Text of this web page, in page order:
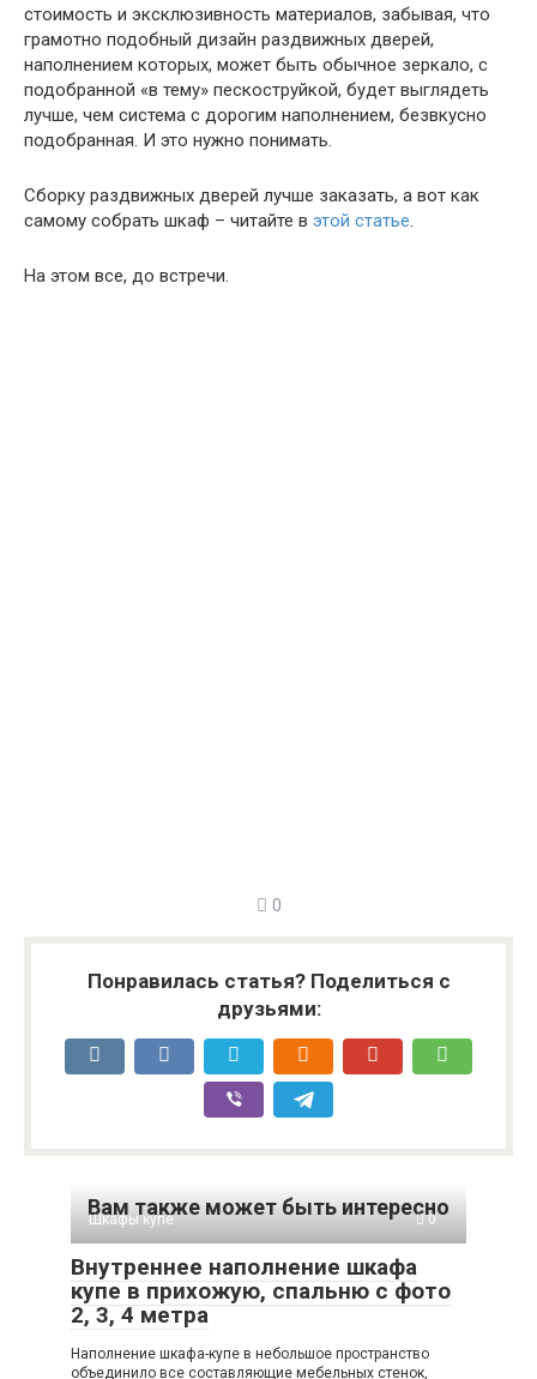
стоимость и эксклюзивность материалов, забывая, что
грамотно подобный дизайн раздвижных дверей,
наполнением которых, может быть обычное зеркало, с
подобранной «в тему» пескоструйкой, будет выглядеть
лучше, чем система с дорогим наполнением, безвкусно
подобранная. И это нужно понимать.
Сборку раздвижных дверей лучше заказать, а вот как
самому собрать шкаф – читайте в этой статье
На этом все, до встречи.
0
Понравилась статья? Поделиться с
друзьями:
Вам также может быть интересно
Шкафы купе 0
Внутреннее наполнение шкафа
купе в прихожую, спальню c фото
2, 3, 4 метра
Наполнение шкафа-купе в небольшое пространство
объединило все составляющие мебельных стенок,